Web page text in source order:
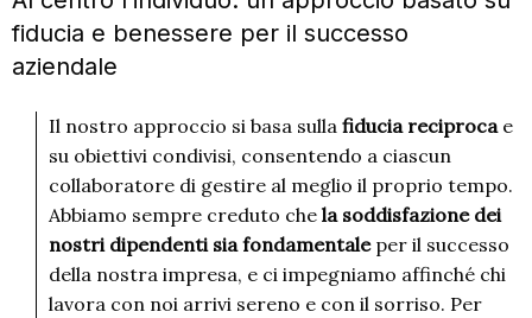
fiducia e benessere per il successo
aziendale
Il nostro approccio si basa sulla fiducia reciprocae
su obiettivi condivisi, consentendo a ciascun
collaboratore di gestire al meglio il proprio tempo.
Abbiamo sempre creduto che la soddisfazione dei
nostri dipendenti sia fondamentaleper il successo
della nostra impresa, e ci impegniamo affinché chi
lavora con noi arrivi sereno e con il sorriso. Per